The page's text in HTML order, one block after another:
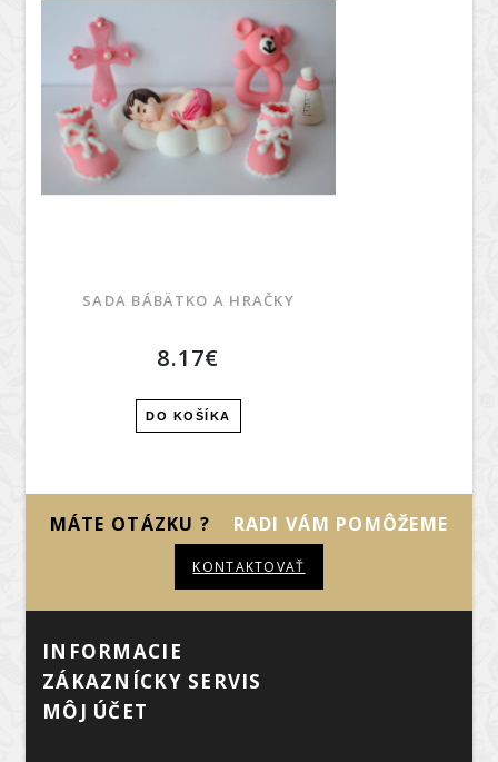
SADA BÁBÄTKO A HRAČKY
8.17€
DO KOŠÍKA
MÁTE OTÁZKU ? RADI VÁM POMÔŽEME
KONTAKTOVAŤ
INFORMÁCIE
ZÁKAZNÍCKY SERVIS
MÔJ ÚČET